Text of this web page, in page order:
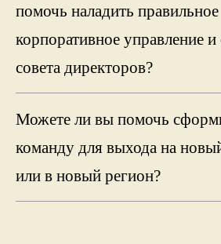
помочь наладить правильное
корпоративное управление
совета директоров?
Можете ли вы помочь
команду для выхода на
или в новый регион?